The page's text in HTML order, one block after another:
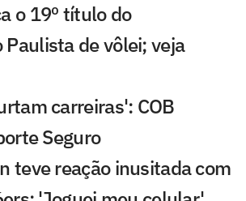
o 19º título do
Paulista de vôlei; veja
carreiras': COB
Seguro
teve reação inusitada com